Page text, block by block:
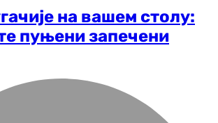
на вашем столу:
пуњени запечени